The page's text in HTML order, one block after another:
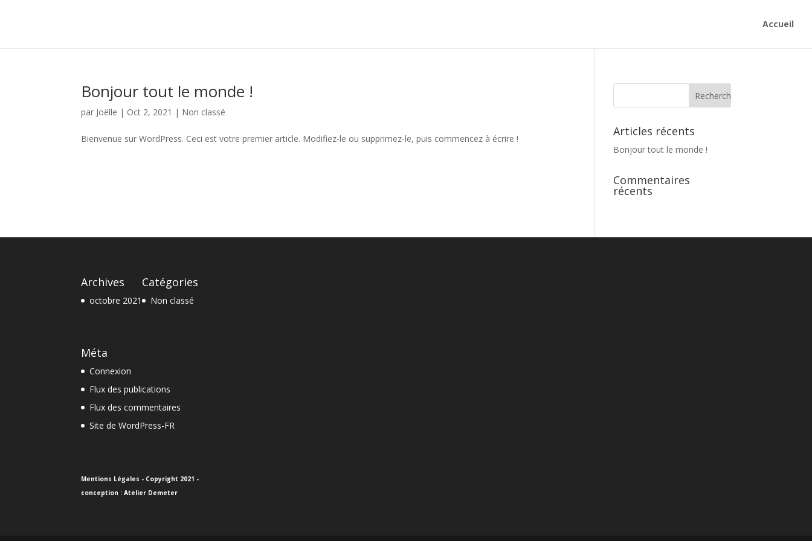
Accueil
Bonjour tout le monde !
par Joëlle | Oct 2, 2021 | Non classé
Bienvenue sur WordPress. Ceci est votre premier article. Modifiez-le ou supprimez-le, puis commencez à écrire !
Articles récents
Bonjour tout le monde !
Commentaires
récents
Archives
octobre 2021
Catégories
Non classé
Méta
Connexion
Flux des publications
Flux des commentaires
Site de WordPress-FR
Mentions Légales - Copyright 2021 -
conception : Atelier Demeter